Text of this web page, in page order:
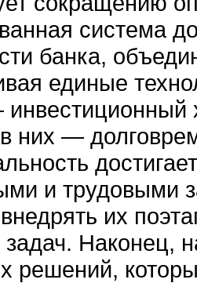
система
банка,
единые
них —
и трудовыми
их
Наконец,
решений,